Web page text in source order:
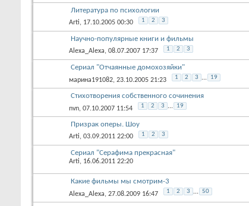
Литература по психологии
Arti, 17.10.2005 00:30 1 2 3
Научно-популярные книги и фильмы
Alexa_Alexa, 08.07.2007 17:37 1 2 3
Сериал "Отчаянные домохозяйки"
марина191082, 23.10.2005 21:23 1 2 3 ... 19
Стихотворения собственного сочинения
nvn, 07.10.2007 11:54 1 2 3 ... 19
Призрак оперы. Шоу
Arti, 03.09.2011 22:00 1 2 3
Сериал "Серафима прекрасная"
Arti, 16.06.2011 22:20
Какие фильмы мы смотрим-3
Alexa_Alexa, 27.08.2009 16:47 1 2 3 ... 50